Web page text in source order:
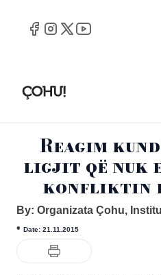
Reagim
ligjit që nuk
konfliktin
By: Organizata Çohu,
• Date: 21.11.2015